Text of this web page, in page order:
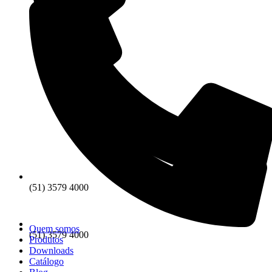
(51) 3579 4000
(51) 3579 4000
Quem somos
Produtos
Downloads
Catálogo